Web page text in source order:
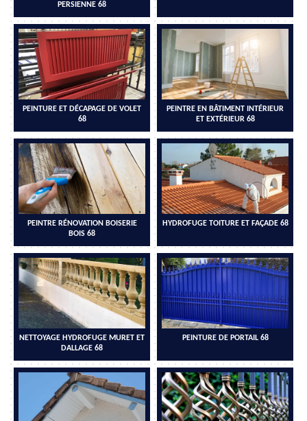
PERSIENNE 68
PEINTURE ET DÉCAPAGE DE VOLET
68
PEINTRE EN BÂTIMENT INTÉRIEUR
ET EXTÉRIEUR 68
PEINTRE RÉNOVATION BOISERIE
BOIS 68
HYDROFUGE TOITURE ET FAÇADE 68
NETTOYAGE HYDROFUGE MURET ET
DALLAGE 68
PEINTURE DE PORTAIL 68